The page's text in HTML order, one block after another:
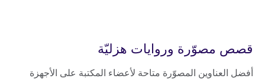
قصص مصوّرة وروايات هزليّة
أفضل العناوين المصوّرة متاحة لأعضاء المكتبة على الأجهزة